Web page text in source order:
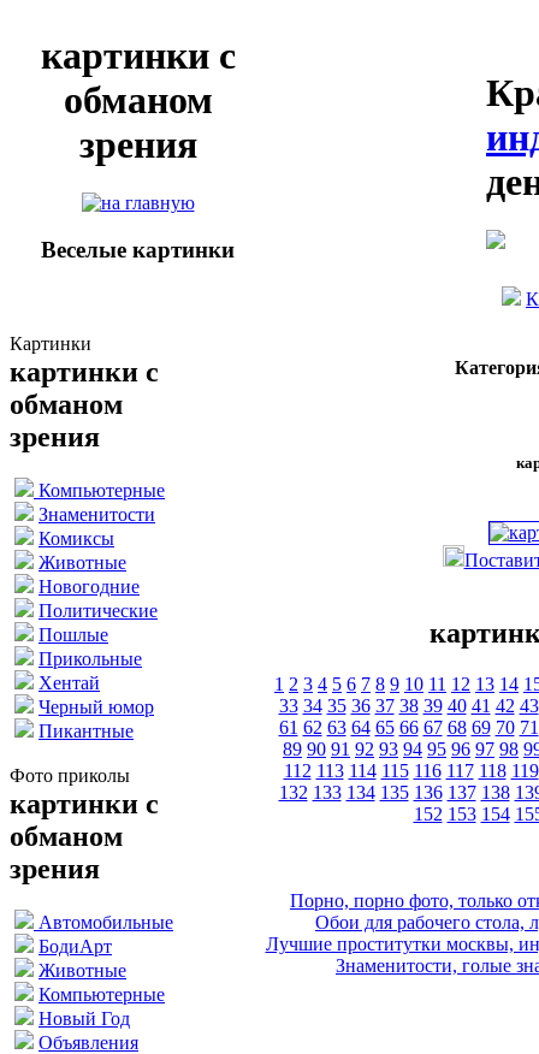
картинки с
обманом
зрения
Веселые картинки
Картинки
картинки с
обманом
зрения
Компьютерные
Знаменитости
Комиксы
Животные
Новогодние
Политические
Пошлые
Прикольные
Хентай
Черный юмор
Пикантные
Фото приколы
картинки с
обманом
зрения
Автомобильные
БодиАрт
Животные
Компьютерные
Новый Год
Объявления
1 2 3 4 5 6 7 8 9 10 11 12 13 14
33 34 35 36 37 38 39 40 41 42 43
61 62 63 64 65 66 67 68 69 70 71
89 90 91 92 93 94 95 96 97 98
112 113 114 115 116 117 118 119
132 133 134 135 136 137 138
152 153 154
Порно, порно фото, только
Обои для рабочего стола,
Лучшие проститутки москвы,
Знаменитости, голые